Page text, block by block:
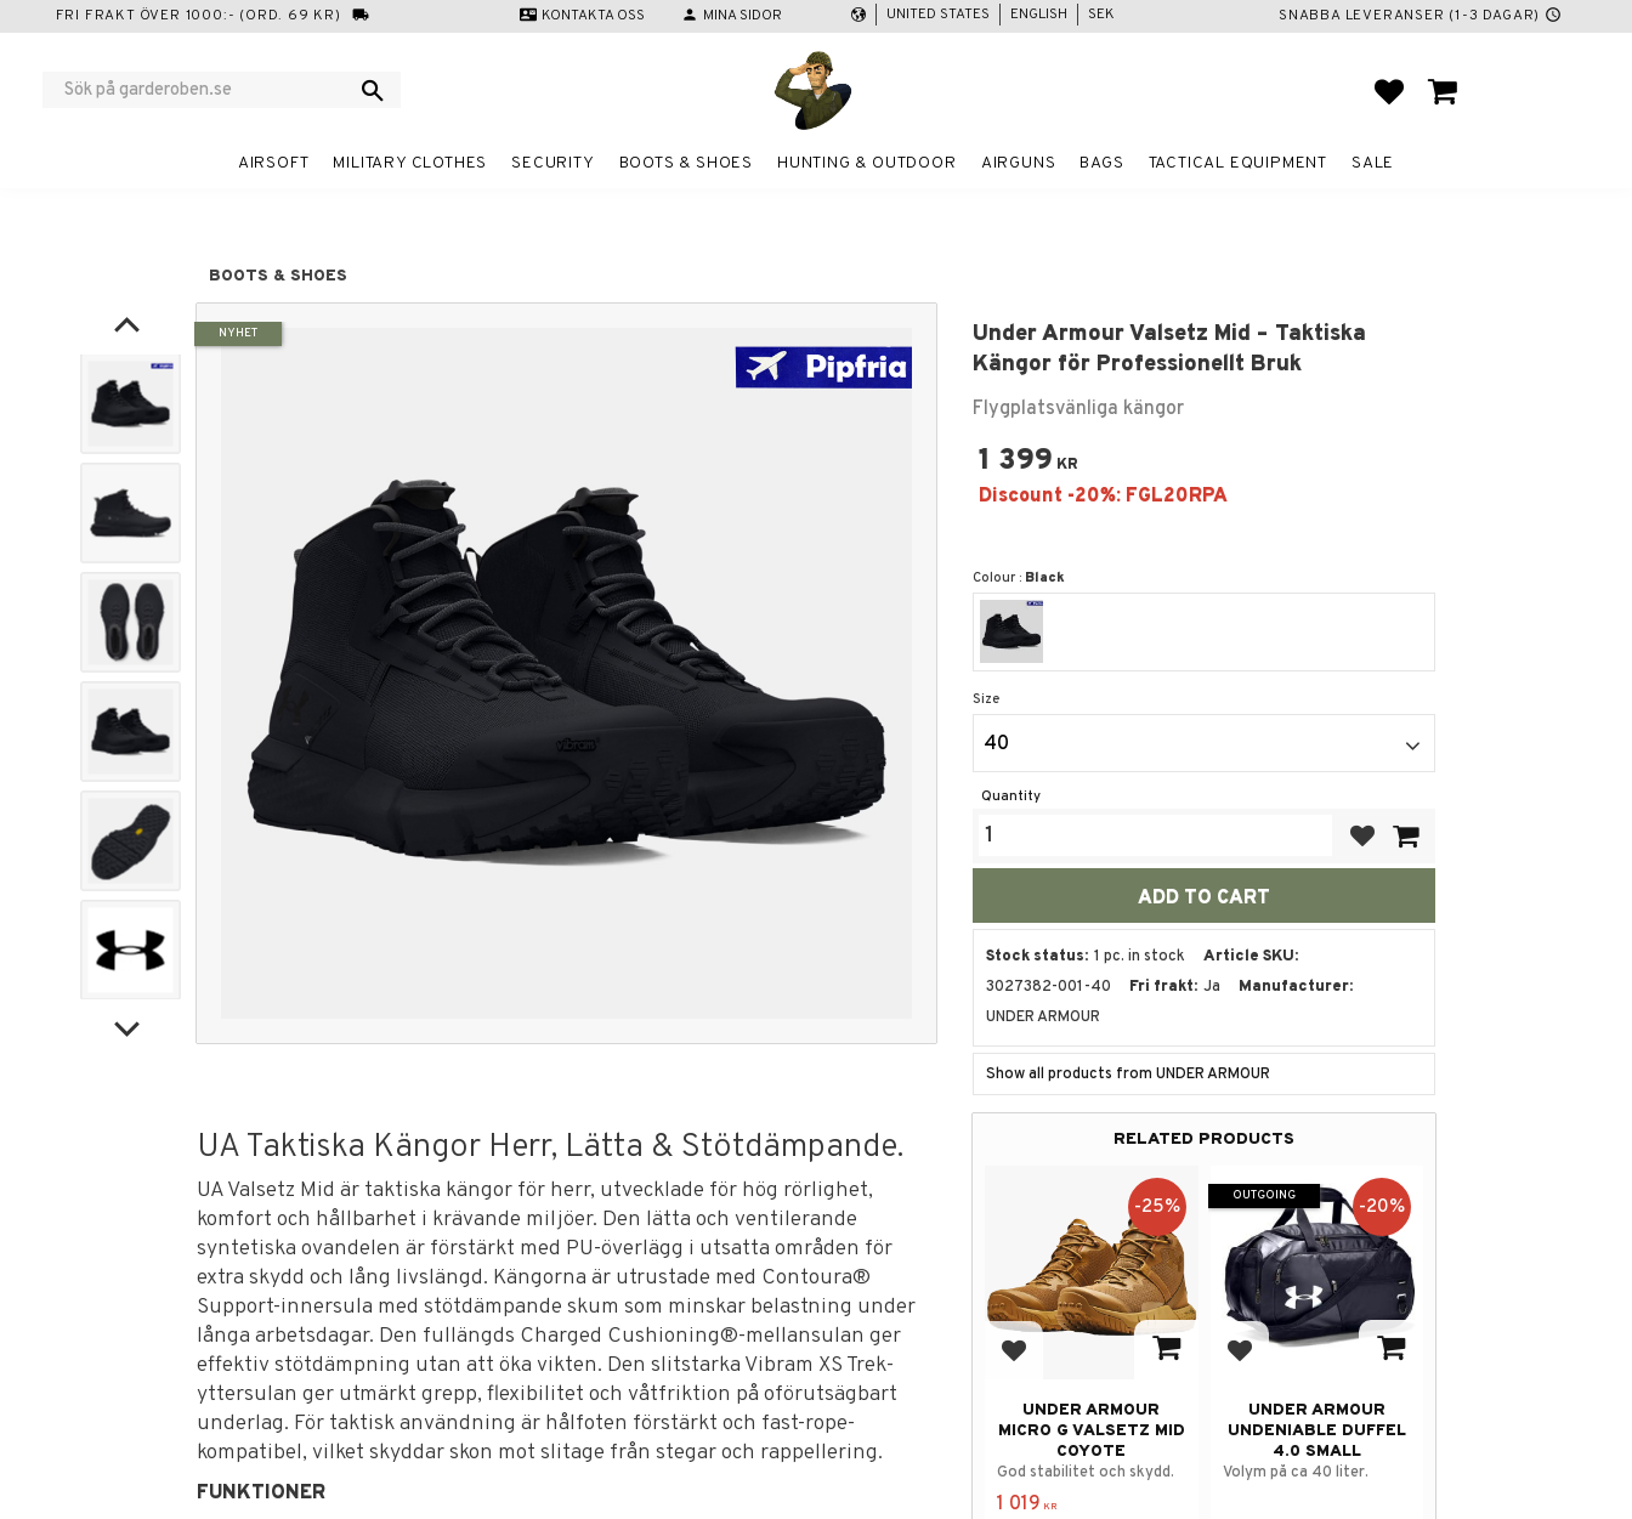
FRI FRAKT ÖVER 1000:- (ORD. 69 KR) local_shipping contact_mail KONTAKTA OSS person MINA SIDOR SNABBA LEVERANSER (1-3 DAGAR) schedule
UNITED STATES ENGLISH SEK
FAVORITES
BASKET
AIRSOFT MILITARY CLOTHES SECURITY BOOTS & SHOES HUNTING & OUTDOOR AIRGUNS BAGS TACTICAL EQUIPMENT SALE
BOOTS & SHOES
Under Armour Valsetz Mid – Taktiska
Kängor för Professionellt Bruk
Flygplatsvänliga kängor
NYHET
1 399 KR
Colour : Black
Size
40
Quantity
Stock status 1 pc. in stock
Article SKU
3027382-001-40
Fri frakt Ja
Manufacturer
UNDER ARMOUR
Show all products from UNDER ARMOUR
UA Taktiska Kängor Herr, Lätta & Stötdämpande.
UA Valsetz Mid är taktiska kängor för herr, utvecklade för hög rörlighet,
komfort och hållbarhet i krävande miljöer. Den lätta och ventilerande
syntetiska ovandelen är förstärkt med PU-överlägg i utsatta områden för
extra skydd och lång livslängd. Kängorna är utrustade med Contoura®
Support-innersula med stötdämpande skum som minskar belastning under
långa arbetsdagar. Den fullängds Charged Cushioning®-mellansulan ger
effektiv stötdämpning utan att öka vikten. Den slitstarka Vibram XS Trek-
yttersulan ger utmärkt grepp, flexibilitet och våtfriktion på oförutsägbart
underlag. För taktisk användning är hålfoten förstärkt och fast-rope-
kompatibel, vilket skyddar skon mot slitage från stegar och rappellering.
FUNKTIONER
RELATED PRODUCTS
Add to favorites
UNDER ARMOUR
MICRO G VALSETZ MID
COYOTE
God stabilitet och skydd.
1 019 KR
25%
Add to favorites
UNDER ARMOUR
UNDENIABLE DUFFEL
4.0 SMALL
Volym på ca 40 liter.
20%
OUTGOING